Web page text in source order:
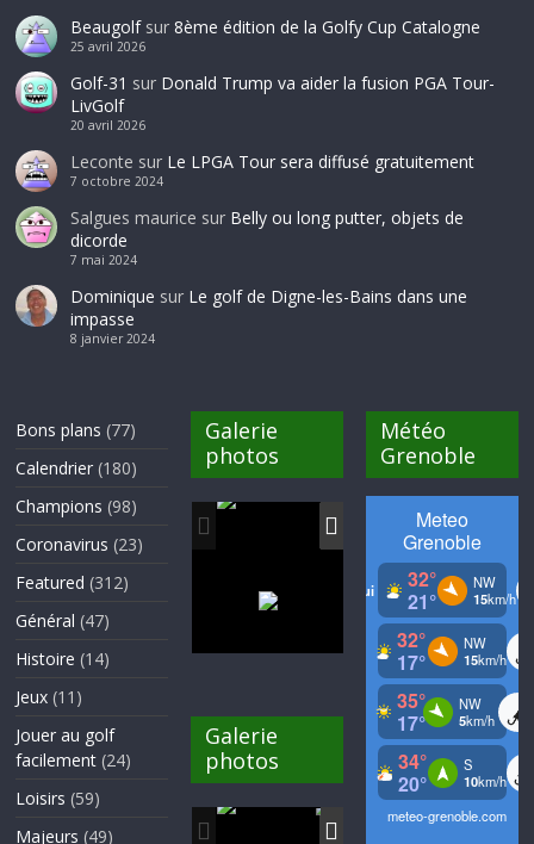
Beaugolfsur 8ème édition de la Golfy Cup Catalogne
25 avril 2026
Golf-31 sur Donald Trump va aider la fusion PGA Tour-
LivGolf
20 avril 2026
Leconte sur Le LPGA Tour sera diffusé gratuitement
7 octobre 2024
Salgues maurice sur Belly ou long putter, objets de
dicorde
7 mai 2024
Dominique sur Le golf de Digne-les-Bains dans une
impasse
8 janvier 2024
Bons plans (77)
Calendrier (180)
Champions (98)
Coronavirus (23)
Featured (312)
Général (47)
Histoire (14)
Jeux (11)
Jouer au golf
facilement (24)
Loisirs (59)
Majeurs (49)
Galerie
photos
Galerie
photos
Météo
Grenoble